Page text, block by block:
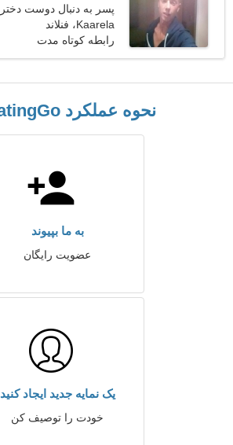
پسر به دنبال دوست دختر
است
Kaarela، فنلاند
رابطه کوتاه مدت
نحوه عملکرد FinDatingGo
به ما بپیوند
عضویت رایگان
یک نمایه جدید ایجاد کنید
خودت را توصیف کن